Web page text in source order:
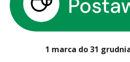
1 marca do 31